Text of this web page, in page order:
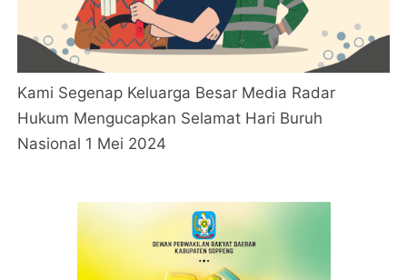
Kami Segenap Keluarga Besar Media Radar
Hukum Mengucapkan Selamat Hari Buruh
Nasional 1 Mei 2024